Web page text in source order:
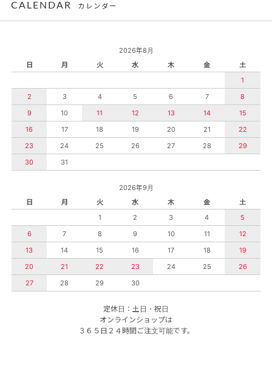
CALENDAR カレンダー
2026年8月
日
月 火 水 木 金
土
1
2
3 4 5 6 7
8
9
10 11 12 13 14
15
16
17 18 19 20 21
22
23
24 25 26 27 28
29
30
31
2026年9月
日
月 火 水 木 金
土
1
2 3 4
5
6
7 8 9 10 11
12
13
14 15 16 17 18
19
20
21 22 23 24 25
26
27
28 29 30
定休日：土日・祝日
オンラインショップは
３６５日２４時間ご注文可能です。